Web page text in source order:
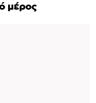
μέρος